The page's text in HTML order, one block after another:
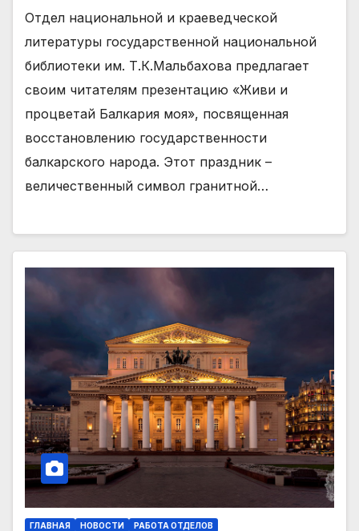
Отдел национальной и краеведческой
литературы государственной национальной
библиотеки им. Т.К.Мальбахова предлагает
своим читателям презентацию «Живи и
процветай Балкария моя», посвященная
восстановлению государственности
балкарского народа. Этот праздник –
величественный символ гранитной…
ГЛАВНАЯ НОВОСТИ РАБОТА ОТДЕЛОВ